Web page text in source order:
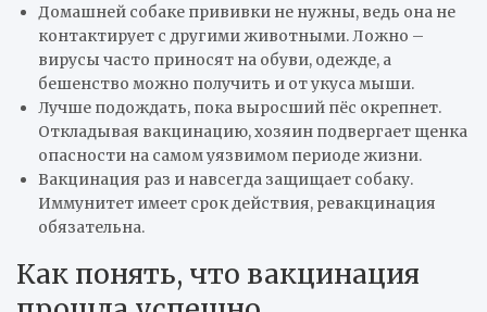
Домашней собаке прививки не нужны, ведь она не
контактирует с другими животными. Ложно –
вирусы часто приносят на обуви, одежде, а
бешенство можно получить и от укуса мыши.
Лучше подождать, пока выросший пёс окрепнет.
Откладывая вакцинацию, хозяин подвергает щенка
опасности на самом уязвимом периоде жизни.
Вакцинация раз и навсегда защищает собаку.
Иммунитет имеет срок действия, ревакцинация
обязательна.
Как понять, что вакцинация